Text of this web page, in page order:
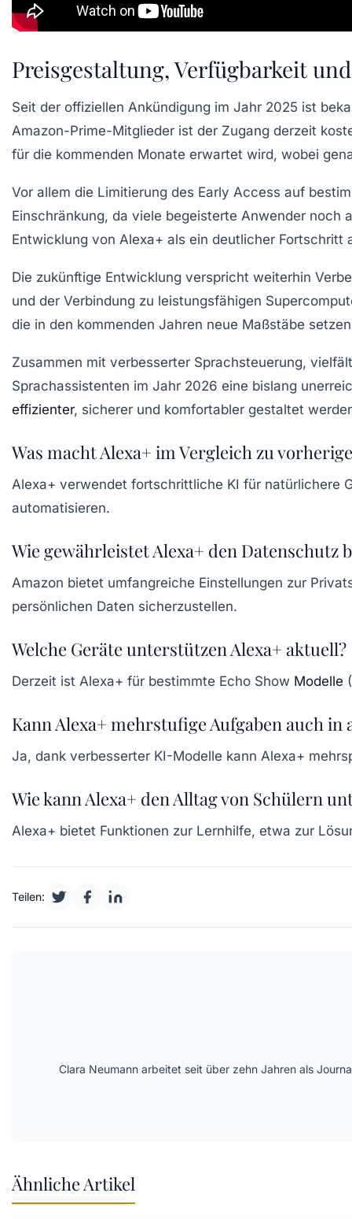
Preisgestaltung, Verfügbarkeit
Seit der offiziellen Ankündigung im Jahr 2025 ist
Amazon-Prime-Mitglieder ist der Zugang derzeit
für die kommenden Monate erwartet wird, wobei
Vor allem die Limitierung des Early Access auf
Einschränkung, da viele begeisterte Anwender
Entwicklung von Alexa+ als ein deutlicher
Die zukünftige Entwicklung verspricht weiterhin
und der Verbindung zu leistungsfähigen
die in den kommenden Jahren neue Maßstäbe
Zusammen mit verbesserter Sprachsteuerung,
Sprachassistenten im Jahr 2026 eine bislang
effizienter, sicherer und komfortabler gestaltet
Was macht Alexa+ im Vergleich zu
Alexa+ verwendet fortschrittliche KI für natürlichere
automatisieren.
Wie gewährleistet Alexa+ den
Amazon bietet umfangreiche Einstellungen zur
persönlichen Daten sicherzustellen.
Welche Geräte unterstützen Alexa+ aktuell?
Derzeit ist Alexa+ für bestimmte Echo Show Modelle
Kann Alexa+ mehrstufige Aufgaben auch
Ja, dank verbesserter KI-Modelle kann Alexa+
Wie kann Alexa+ den Alltag von Schülern
Alexa+ bietet Funktionen zur Lernhilfe, etwa zur
Teilen:
Clara Neumann arbeitet seit über zehn Jahren als
Ähnliche Artikel